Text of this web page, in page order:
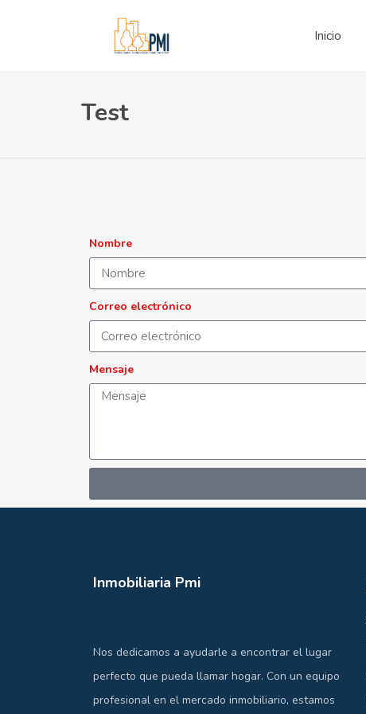
Inicio
Test
Nombre
Correo electrónico
Mensaje
Inmobiliaria Pmi
Nos dedicamos a ayudarle a encontrar el lugar
perfecto que pueda llamar hogar. Con un equipo
profesional en el mercado inmobiliario, estamos